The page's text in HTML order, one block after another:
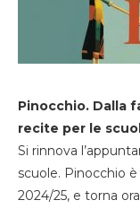
Pinocchio. Dalla
recite per le
Si rinnova
scuole. Pinocchio
2024/25, e torna